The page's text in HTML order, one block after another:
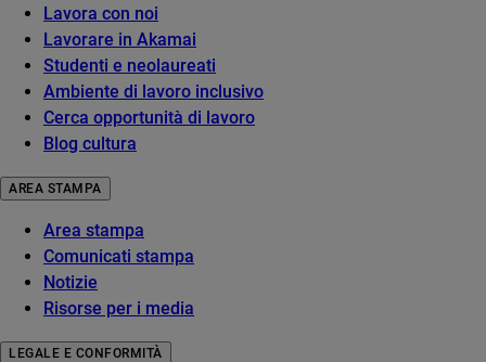
Lavora con noi
Lavorare in Akamai
Studenti e neolaureati
Ambiente di lavoro inclusivo
Cerca opportunità di lavoro
Blog cultura
AREA STAMPA
Area stampa
Comunicati stampa
Notizie
Risorse per i media
LEGALE E CONFORMITÀ